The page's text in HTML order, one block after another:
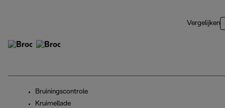
Vergelijken
Bruiningscontrole
Kruimellade